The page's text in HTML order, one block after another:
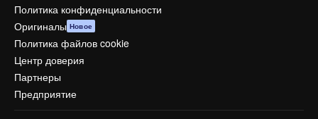
Политика конфиденциальности
Оригиналы Новое
Политика файлов cookie
Центр доверия
Партнеры
Предприятие